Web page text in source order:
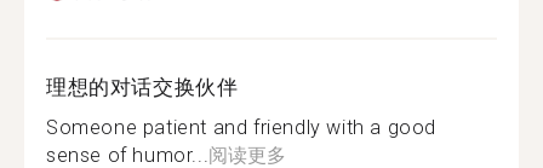
理想的对话交换伙伴
Someone patient and friendly with a good
sense of humor... 阅读更多